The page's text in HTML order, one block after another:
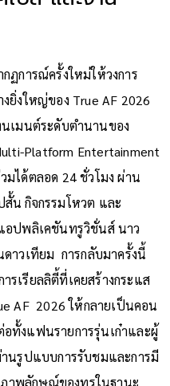
ฏการณ์ครั้งใหม่ให้วงการ
ยิ่งใหญ่ของ True AF 2026
นเมนต์ระดับตำนานของ
Platform Entertainment
ได้ตลอด 24 ชั่วโมง ผ่าน
น กิจกรรมโหวต และ
อปพลิเคชันทรูวิชั่นส์ นาว
าวเทียม การกลับมาครั้งนี้
รเรียลลิตี้ที่เคยสร้างกระแส
AF 2026 ให้กลายเป็นคอน
ทั้งแฟนรายการรุ่นเก๋าและผู้
นรูปแบบการรับชมและการมี
าพลักษณ์ของทรูในฐานะ